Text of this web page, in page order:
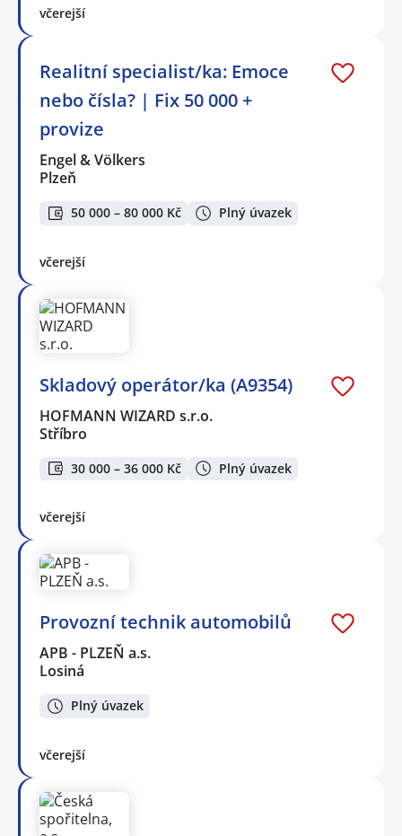
včerejší
Realitní specialist/ka: Emoce
nebo čísla? | Fix 50 000 +
provize
Engel & Völkers
Plzeň
50 000 – 80 000 Kč Plný úvazek
včerejší
Skladový operátor/ka (A9354)
HOFMANN WIZARD s.r.o.
Stříbro
30 000 – 36 000 Kč Plný úvazek
včerejší
Provozní technik automobilů
APB - PLZEŇ a.s.
Losiná
Plný úvazek
včerejší